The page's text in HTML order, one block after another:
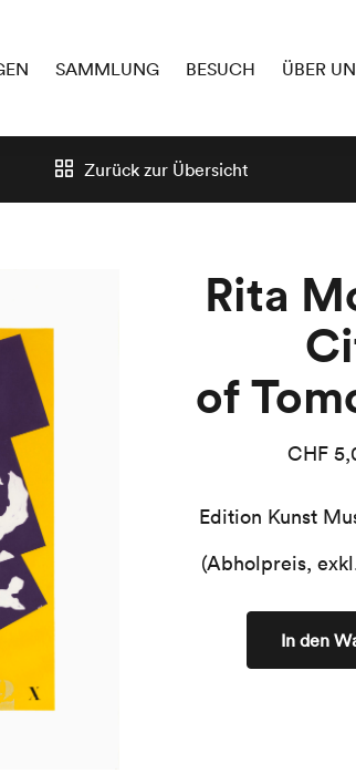
SAMMLUNG BESUCH ÜBER
Zurück zur Übersicht
Rita
of
CHF
Edition Kunst
(Abholpreis,
In den